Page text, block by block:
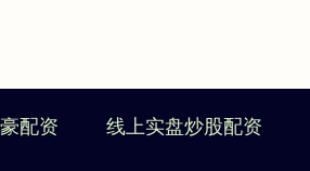
配资 线上实盘炒股配资